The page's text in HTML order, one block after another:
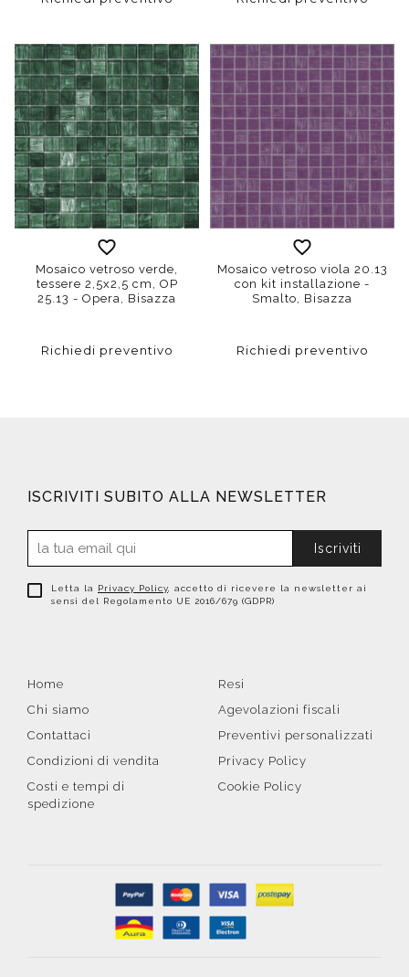
Mosaico vetroso verde,
tessere 2,5x2,5 cm, OP
25.13 - Opera, Bisazza
Richiedi preventivo
Mosaico vetroso viola 20.13
con kit installazione -
Smalto, Bisazza
Richiedi preventivo
ISCRIVITI SUBITO ALLA NEWSLETTER
Iscriviti
Letta la Privacy Policy , accetto di ricevere la newsletter ai
sensi del Regolamento UE 2016/679 (GDPR)
Home
Chi siamo
Contattaci
Condizioni di vendita
Costi e tempi di
spedizione
Resi
Agevolazioni fiscali
Preventivi personalizzati
Privacy Policy
Cookie Policy